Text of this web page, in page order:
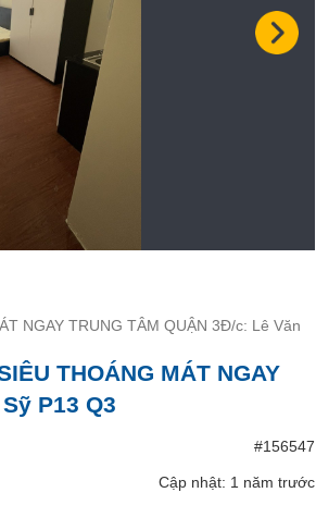
NGAY TRUNG TÂM QUẬN 3Đ/c: Lê Văn
THOÁNG MÁT NGAY
P13 Q3
#156547
Cập nhật: 1 năm trước